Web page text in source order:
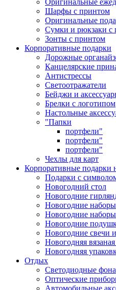
Шарфы с принтом
Оригинальные
Сумки и рюкзаки с
Зонты с принтом
Корпоративные подарки
Дорожные
Канцелярские
Антистрессы
Светоотражатели
Бейджи и
Брелки с логотипом
Настольные
"Папки
портфели"
портфели"
портфели"
Чехлы для карт
Корпоративные подарки
Подарки с
Новогодний стол
Новогодние
Новогодние наборы
Новогодние наборы
Новогодние
Новогодние свечи
Новогодняя
Новогодняя
Отдых
Светодиодные
Оптические
Автомобильные